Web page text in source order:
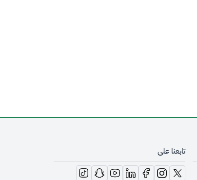
تابعنا على
opens in new window
opens in new window
opens in new window
opens in new window
opens in new window
opens in new window
opens in new window